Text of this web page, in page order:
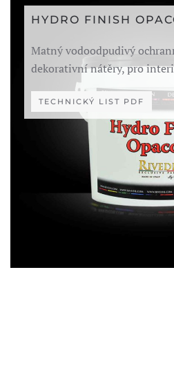
HYDRO FINISH
Matný vodoodpudivý
dekorativní nátěry, pro
TECHNICKÝ LIST PDF